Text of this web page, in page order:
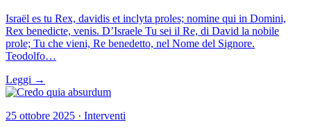
Israël es tu Rex, davidis et inclyta proles; nomine qui in Domini,
Rex benedicte, venis. D’Israele Tu sei il Re, di David la nobile
prole; Tu che vieni, Re benedetto, nel Nome del Signore.
Teodolfo…
Leggi →
25 ottobre 2025 · Interventi